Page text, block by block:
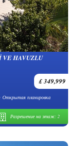
VE HAVUZLU
£ 349,999
Открытая планировка
Разрешение на этаж: 2